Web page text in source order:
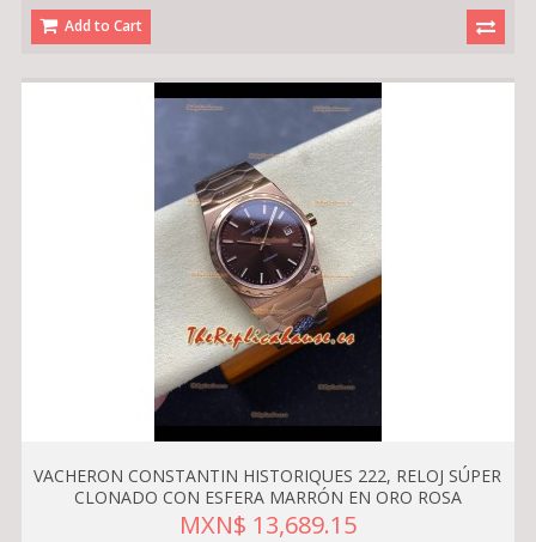
Add to Cart
VACHERON CONSTANTIN HISTORIQUES 222, RELOJ SÚPER
CLONADO CON ESFERA MARRÓN EN ORO ROSA
MXN$ 13,689.15